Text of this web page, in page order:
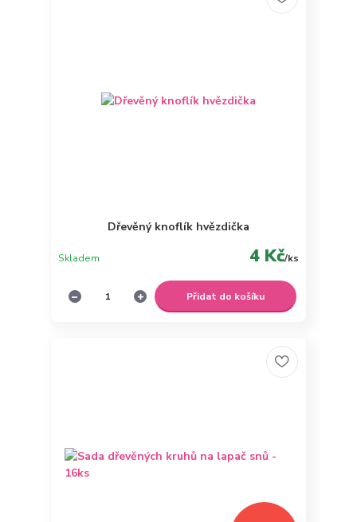
Dřevěný knoflík hvězdička
4 Kč/ks
Skladem
Přidat do košíku